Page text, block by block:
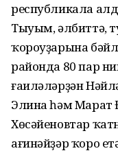
республикала
Тыуым, әлбиттә,
ҡороуҙарына
районда 80 пар
ғаиләләрҙән
Элина һәм Марат
Хөсәйеновтар
ағинәйҙәр ҡоро